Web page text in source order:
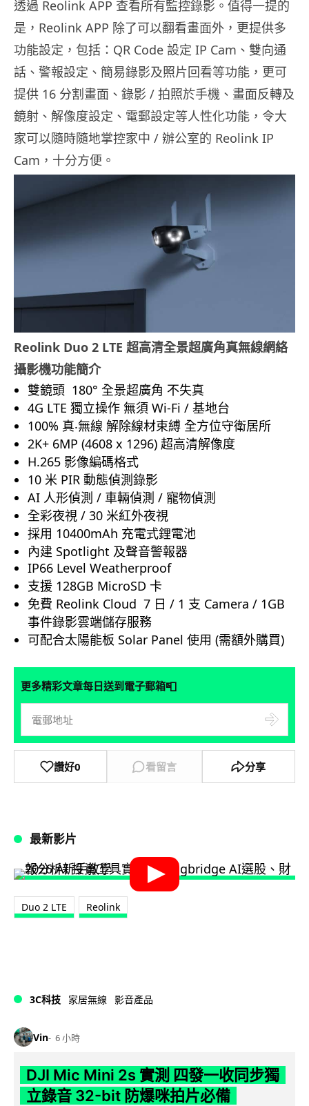
透過 Reolink APP 查看所有監控錄影。值得一提的
是，Reolink APP 除了可以翻看畫面外，更提供多
功能設定，包括：QR Code 設定 IP Cam、雙向通
話、警報設定、簡易錄影及照片回看等功能，更可
提供 16 分割畫面、錄影 / 拍照於手機、畫面反轉及
鏡射、解像度設定、電郵設定等人性化功能，令大
家可以隨時隨地掌控家中 / 辦公室的 Reolink IP
Cam，十分方便。
Reolink Duo 2 LTE 超高清全景超廣角真無線網絡
攝影機功能簡介
雙鏡頭 180° 全景超廣角 不失真
4G LTE 獨立操作 無須 Wi-Fi / 基地台
100% 真‧無線 解除線材束縛 全方位守衛居所
2K+ 6MP (4608 x 1296) 超高清解像度
H.265 影像編碼格式
10 米 PIR 動態偵測錄影
AI 人形偵測 / 車輛偵測 / 寵物偵測
全彩夜視 / 30 米紅外夜視
採用 10400mAh 充電式鋰電池
內建 Spotlight 及聲音警報器
IP66 Level Weatherproof
支援 128GB MicroSD 卡
免費 Reolink Cloud 7 日 / 1 支 Camera / 1GB
事件錄影雲端儲存服務
可配合太陽能板 Solar Panel 使用 (需額外購買)
更多精彩文章每日送到電子郵箱📮
讚好0 看留言 分享
最新影片
Duo 2 LTE Reolink
3C科技 家居無線 影音產品
Vin 6 小時
DJI Mic Mini 2s 實測 四發一收同步獨
立錄音 32-bit 防爆咪拍片必備